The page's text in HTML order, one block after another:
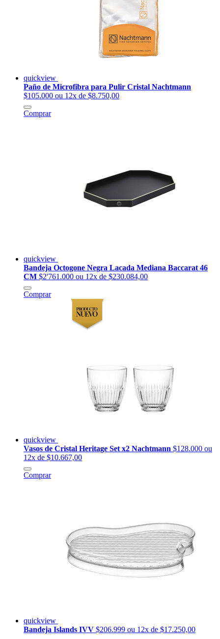
quickview
Paño de Microfibra para Pulir Cristal Nachtmann
$105.000 ou 12x de $8.750,00
Comprar
quickview
Bandeja Octogone Negra Lacada Mediana Baccarat 46
CM $2'761.000 ou 12x de $230.084,00
Comprar
quickview
Vasos de Cristal Heritage Set x2 Nachtmann $128.000 ou
12x de $10.667,00
Comprar
quickview
Bandeja Islands IVV $206.999 ou 12x de $17.250,00